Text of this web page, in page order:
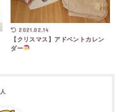
2021.02.14
【クリスマス】アドベントカレン
ダー